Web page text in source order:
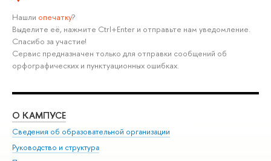
Нашли опечатку?
Выделите её, нажмите Ctrl+Enter и отправьте нам уведомление.
Спасибо за участие!
Сервис предназначен только для отправки сообщений об
орфографических и пунктуационных ошибках.
О КАМПУСЕ
Сведения об образовательной организации
Руководство и структура